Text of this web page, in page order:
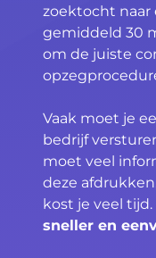
zoektocht naar
gemiddeld 30
om de juiste
Vaak moet je
bedrijf
moet veel
deze
kost je veel tijd.
sneller en